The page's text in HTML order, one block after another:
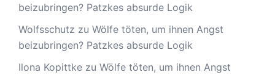
beizubringen? Patzkes absurde Logik
Wolfsschutz zu Wölfe töten, um ihnen Angst
beizubringen? Patzkes absurde Logik
Ilona Kopittke zu Wölfe töten, um ihnen Angst